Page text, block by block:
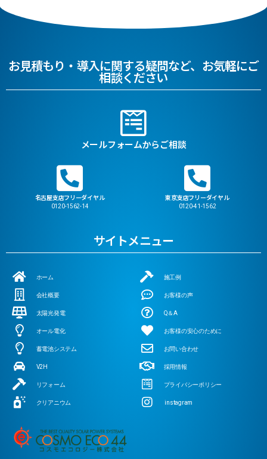
お見積もり・導入に関する疑問など、お気軽にご
相談ください
メールフォームからご相談
名古屋支店フリーダイヤル
0120-1562-14
東京支店フリーダイヤル
0120-41-1562
サイトメニュー
ホーム
会社概要
太陽光発電
オール電化
蓄電池システム
V2H
リフォーム
クリアニウム
施工例
お客様の声
Q＆A
お客様の安心のために
お問い合わせ
採用情報
プライバシーポリシー
instagram